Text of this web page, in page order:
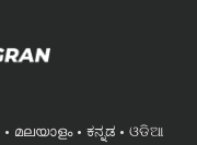
മലയാളം ಕನ್ನಡ
ଓଡିଆ